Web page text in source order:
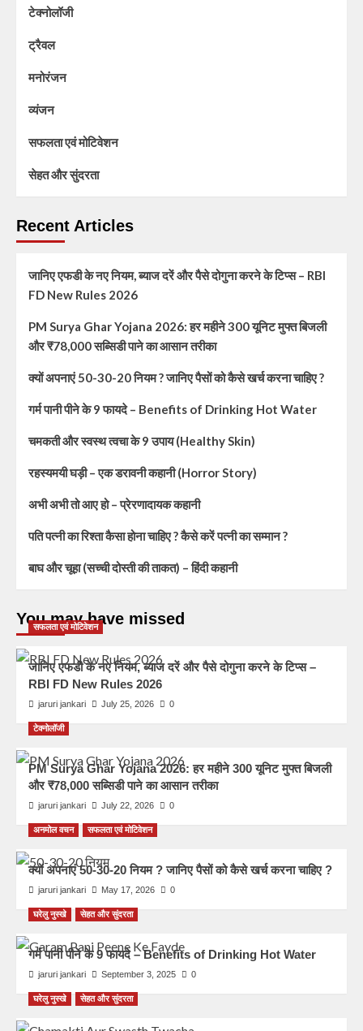
टेक्नोलॉजी
ट्रैवल
मनोरंजन
व्यंजन
सफलता एवं मोटिवेशन
सेहत और सुंदरता
Recent Articles
जानिए एफडी के नए नियम, ब्याज दरें और पैसे दोगुना करने के टिप्स – RBI
FD New Rules 2026
PM Surya Ghar Yojana 2026: हर महीने 300 यूनिट मुफ्त बिजली
और ₹78,000 सब्सिडी पाने का आसान तरीका
क्यों अपनाएं 50-30-20 नियम ? जानिए पैसों को कैसे खर्च करना चाहिए ?
गर्म पानी पीने के 9 फायदे – Benefits of Drinking Hot Water
चमकती और स्वस्थ त्वचा के 9 उपाय (Healthy Skin)
रहस्यमयी घड़ी – एक डरावनी कहानी (Horror Story)
अभी अभी तो आए हो – प्रेरणादायक कहानी
पति पत्नी का रिश्ता कैसा होना चाहिए ? कैसे करें पत्नी का सम्मान ?
बाघ और चूहा (सच्ची दोस्ती की ताकत) – हिंदी कहानी
You may have missed
सफलता एवं मोटिवेशन
जानिए एफडी के नए नियम, ब्याज दरें और पैसे दोगुना करने के टिप्स –
RBI FD New Rules 2026
jaruri jankari July 25, 2026 0
टेक्नोलॉजी
PM Surya Ghar Yojana 2026: हर महीने 300 यूनिट मुफ्त बिजली
और ₹78,000 सब्सिडी पाने का आसान तरीका
jaruri jankari July 22, 2026 0
अनमोल वचन सफलता एवं मोटिवेशन
क्यों अपनाएं 50-30-20 नियम ? जानिए पैसों को कैसे खर्च करना चाहिए ?
jaruri jankari May 17, 2026 0
घरेलु नुस्खे सेहत और सुंदरता
गर्म पानी पीने के 9 फायदे – Benefits of Drinking Hot Water
jaruri jankari September 3, 2025 0
घरेलु नुस्खे सेहत और सुंदरता